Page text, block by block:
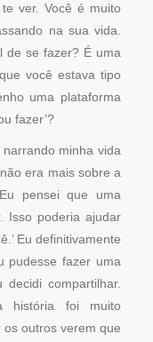
ver. Você é muito
na sua vida.
de se fazer? É uma
você estava tipo
uma plataforma
fazer’?
minha vida
era mais sobre a
pensei que uma
Isso poderia ajudar
Eu definitivamente
pudesse fazer uma
compartilhar.
história foi muito
outros verem que